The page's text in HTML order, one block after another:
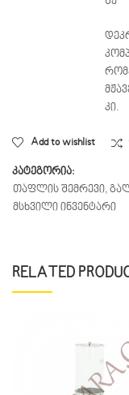
კი.
Add to wishlist
კატეგორია:
თაფლის შემრევი,
მსხვილი ინვენტარი
RELATED